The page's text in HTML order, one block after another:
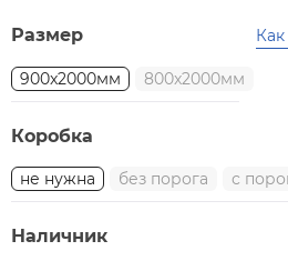
Размер
900x2000мм 800x2000мм
Коробка
не нужна без порога с
Наличник